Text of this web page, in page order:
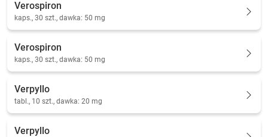
Verospiron
kaps., 30 szt., dawka: 50 mg
Verospiron
kaps., 30 szt., dawka: 50 mg
Verpyllo
tabl., 10 szt., dawka: 20 mg
Verpyllo